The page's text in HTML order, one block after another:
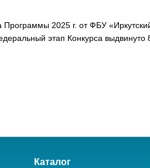
Программы 2025 г. от ФБУ
этап Конкурса выдвинуто
Каталог